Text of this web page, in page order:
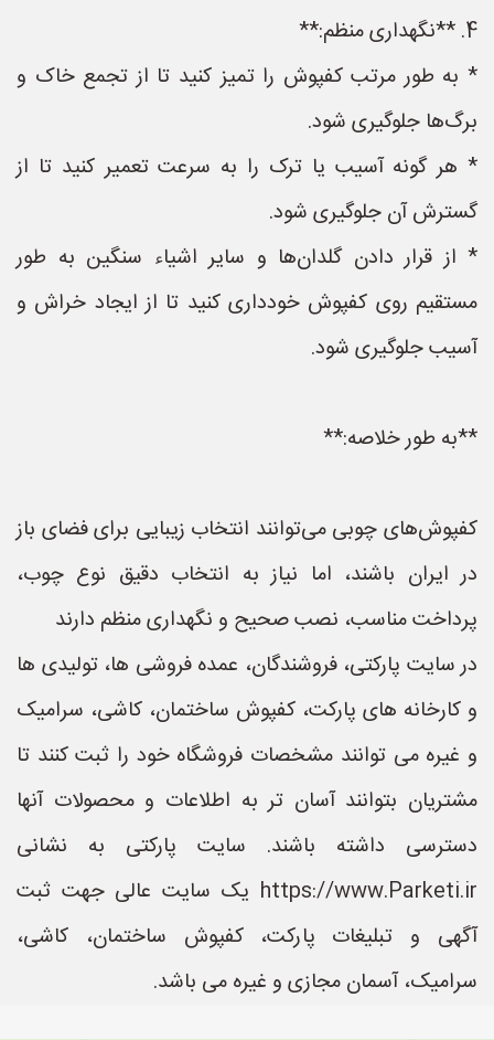
4. **نگهداری منظم:**
* به طور مرتب کفپوش را تمیز کنید تا از تجمع خاک و
برگ‌ها جلوگیری شود.
* هر گونه آسیب یا ترک را به سرعت تعمیر کنید تا از
گسترش آن جلوگیری شود.
* از قرار دادن گلدان‌ها و سایر اشیاء سنگین به طور
مستقیم روی کفپوش خودداری کنید تا از ایجاد خراش و
آسیب جلوگیری شود.
**به طور خلاصه:**
کفپوش‌های چوبی می‌توانند انتخاب زیبایی برای فضای باز
در ایران باشند، اما نیاز به انتخاب دقیق نوع چوب،
پرداخت مناسب، نصب صحیح و نگهداری منظم دارند
در سایت پارکتی، فروشندگان، عمده فروشی ها، تولیدی ها
و کارخانه های پارکت، کفپوش ساختمان، کاشی، سرامیک
و غیره می توانند مشخصات فروشگاه خود را ثبت کنند تا
مشتریان بتوانند آسان تر به اطلاعات و محصولات آنها
دسترسی داشته باشند. سایت پارکتی به نشانی
https://www.Parketi.ir یک سایت عالی جهت ثبت
آگهی و تبلیغات پارکت، کفپوش ساختمان، کاشی،
سرامیک، آسمان مجازی و غیره می باشد.